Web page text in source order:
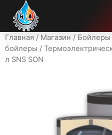
Главная / Магазин / Бойлеры
бойлеры /
л SNS SON